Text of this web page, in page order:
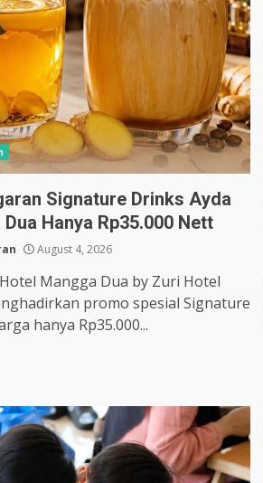
Signature Drinks Ayda
Hanya Rp35.000 Nett
August 4, 2026
Mangga Dua by Zuri Hotel
promo spesial Signature
hanya Rp35.000...